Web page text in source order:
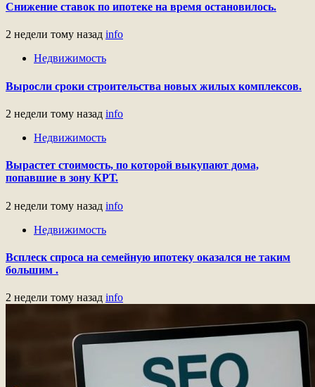
Снижение ставок по ипотеке на время остановилось.
2 недели тому назад info
Недвижимость
Выросли сроки строительства новых жилых комплексов.
2 недели тому назад info
Недвижимость
Вырастет стоимость, по которой выкупают дома,
попавшие в зону КРТ.
2 недели тому назад info
Недвижимость
Всплеск спроса на семейную ипотеку оказался не таким
большим .
2 недели тому назад info